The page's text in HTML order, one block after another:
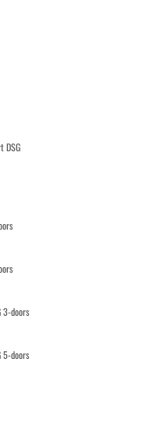
DSG
3-doors
5-doors